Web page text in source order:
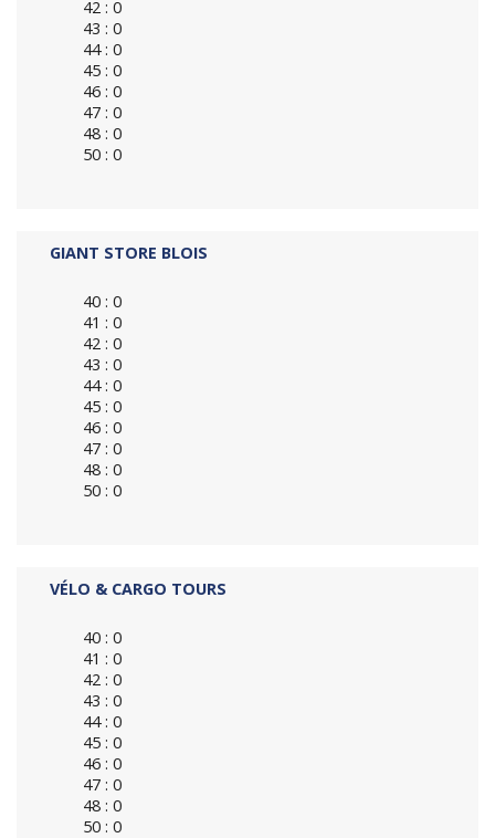
42 : 0
43 : 0
44 : 0
45 : 0
46 : 0
47 : 0
48 : 0
50 : 0
GIANT STORE BLOIS
40 : 0
41 : 0
42 : 0
43 : 0
44 : 0
45 : 0
46 : 0
47 : 0
48 : 0
50 : 0
VÉLO & CARGO TOURS
40 : 0
41 : 0
42 : 0
43 : 0
44 : 0
45 : 0
46 : 0
47 : 0
48 : 0
50 : 0